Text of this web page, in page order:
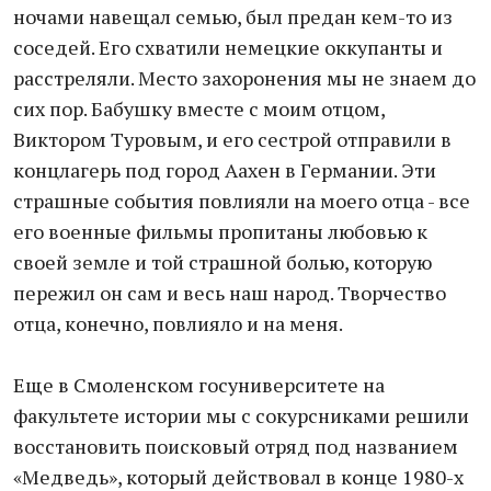
ночами навещал семью, был предан кем-то из
соседей. Его схватили немецкие оккупанты и
расстреляли. Место захоронения мы не знаем до
сих пор. Бабушку вместе с моим отцом,
Виктором Туровым, и его сестрой отправили в
концлагерь под город Аахен в Германии. Эти
страшные события повлияли на моего отца - все
его военные фильмы пропитаны любовью к
своей земле и той страшной болью, которую
пережил он сам и весь наш народ. Творчество
отца, конечно, повлияло и на меня.
Еще в Смоленском госуниверситете на
факультете истории мы с сокурсниками решили
восстановить поисковый отряд под названием
«Медведь», который действовал в конце 1980-х